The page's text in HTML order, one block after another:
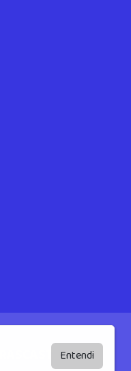
Entendi